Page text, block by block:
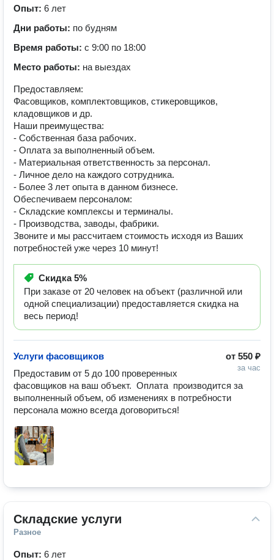
Опыт: 6 лет
Дни работы: по будням
Время работы: с 9:00 по 18:00
Место работы: на выездах
Предоставляем:
Фасовщиков, комплектовщиков, стикеровщиков,
кладовщиков и др.
Наши преимущества:
- Собственная база рабочих.
- Оплата за выполненный объем.
- Материальная ответственность за персонал.
- Личное дело на каждого сотрудника.
- Более 3 лет опыта в данном бизнесе.
Обеспечиваем персоналом:
- Складские комплексы и терминалы.
- Производства, заводы, фабрики.
Звоните и мы рассчитаем стоимость исходя из Ваших
потребностей уже через 10 минут!
Скидка5%
При заказе от 20 человек на объект (различной или
одной специализации) предоставляется скидка на
весь период!
от 550 ₽
за час
Услуги фасовщиков
Предоставим от 5 до 100 проверенных
фасовщиков на ваш объект.  Оплата  производится за
выполненный объем, об изменениях в потребности
персонала можно всегда договориться!
Складские услуги
Разное
Опыт: 6 лет